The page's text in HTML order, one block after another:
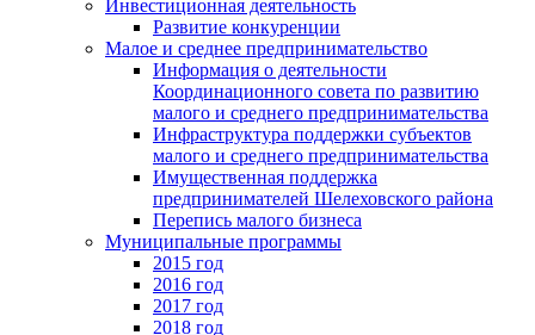
Инвестиционная деятельность
Развитие конкуренции
Малое и среднее предпринимательство
Информация о деятельности
Координационного совета по развитию
малого и среднего предпринимательства
Инфраструктура поддержки субъектов
малого и среднего предпринимательства
Имущественная поддержка
предпринимателей Шелеховского района
Перепись малого бизнеса
Муниципальные программы
2015 год
2016 год
2017 год
2018 год